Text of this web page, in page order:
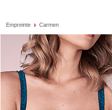
Empreinte Carmen